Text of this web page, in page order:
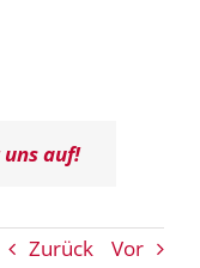
auf!
Zurück Vor